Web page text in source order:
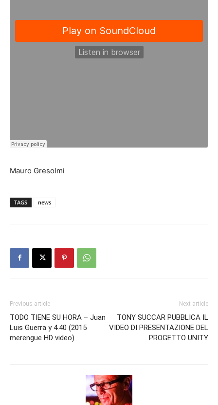
Mauro Gresolmi
TAGS news
Previous article
TODO TIENE SU HORA – Juan
Luis Guerra y 4.40 (2015
merengue HD video)
Next article
TONY SUCCAR PUBBLICA IL
VIDEO DI PRESENTAZIONE DEL
PROGETTO UNITY